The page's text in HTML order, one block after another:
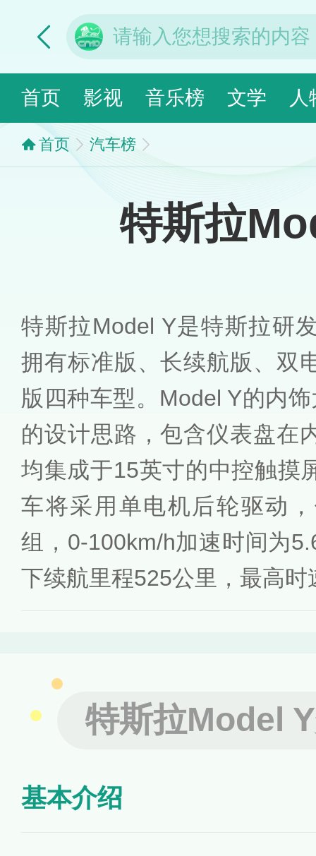
首页 影视 音乐榜 文学 人
首页 汽车榜
特斯拉
特斯拉Model Y是特斯拉研
拥有标准版、长续航版、双
版四种车型。Model Y的内
的设计思路，包含仪表盘在
均集成于15英寸的中控触摸
车将采用单电机后轮驱动
组，0-100km/h加速时间为
下续航里程525公里，最高时
特斯拉Model
基本介绍